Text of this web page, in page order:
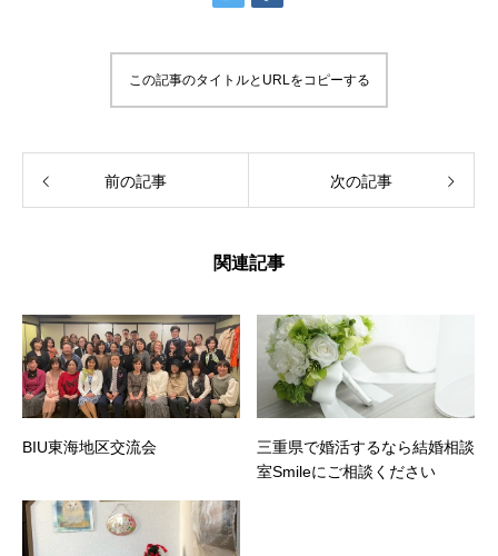
この記事のタイトルとURLをコピーする
前の記事 次の記事
関連記事
BIU東海地区交流会
三重県で婚活するなら結婚相談
室Smileにご相談ください